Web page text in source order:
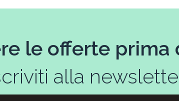
le offerte prima
alla